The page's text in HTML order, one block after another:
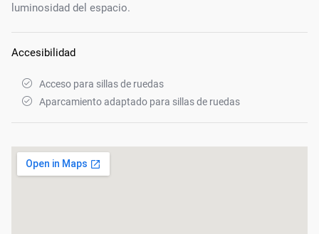
luminosidad del espacio.
Accesibilidad
Acceso para sillas de ruedas
Aparcamiento adaptado para sillas de ruedas